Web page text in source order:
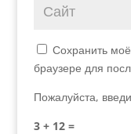
Сохранить
браузере для
Пожалуйста,
3 + 12 =